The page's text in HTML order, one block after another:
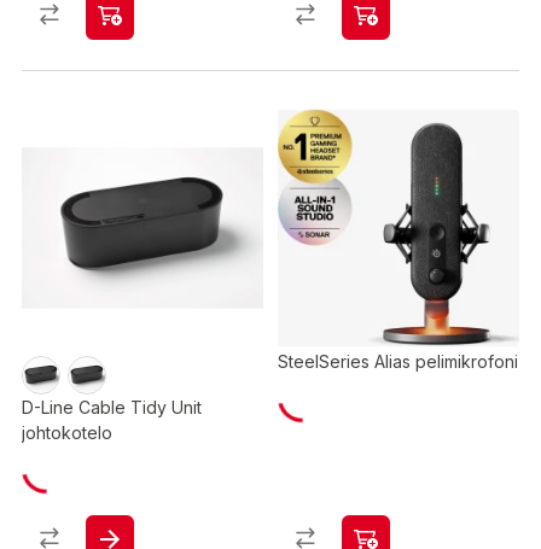
D-Line Cable Tidy Unit
johtokotelo
SteelSeries Alias pelimikrofoni